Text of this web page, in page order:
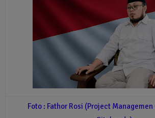
Foto : Fathor Rosi (Project